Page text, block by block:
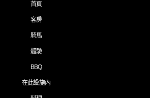
首頁
客房
騎馬
體驗
BBQ
在此設施內